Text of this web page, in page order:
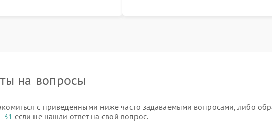
на вопросы
с приведенными ниже часто задаваемыми вопросами, либо
31 если не нашли ответ на свой вопрос.